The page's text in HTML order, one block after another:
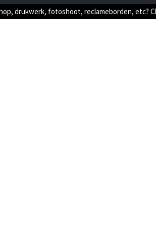
drukwerk, fotoshoot, reclameborden, etc?